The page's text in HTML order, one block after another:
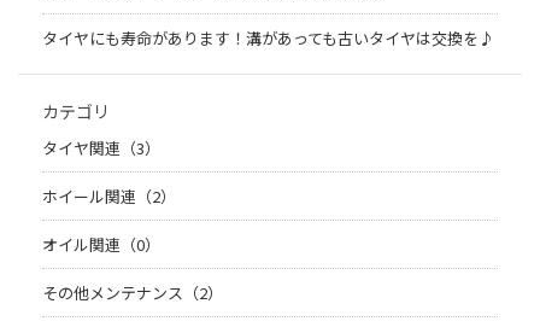
タイヤにも寿命があります！溝があっても古いタイヤは交換を♪
カテゴリ
タイヤ関連（3）
ホイール関連（2）
オイル関連（0）
その他メンテナンス（2）